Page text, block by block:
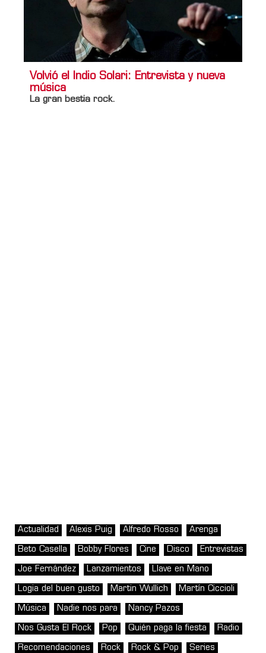
Volvió el Indio Solari: Entrevista y nueva
música
La gran bestia rock.
Actualidad Alexis Puig Alfredo Rosso Arenga
Beto Casella Bobby Flores Cine Disco Entrevistas
Joe Fernández Lanzamientos Llave en Mano
Logia del buen gusto Martin Wullich Martín Ciccioli
Música Nadie nos para Nancy Pazos
Nos Gusta El Rock Pop Quién paga la fiesta Radio
Recomendaciones Rock Rock & Pop Series